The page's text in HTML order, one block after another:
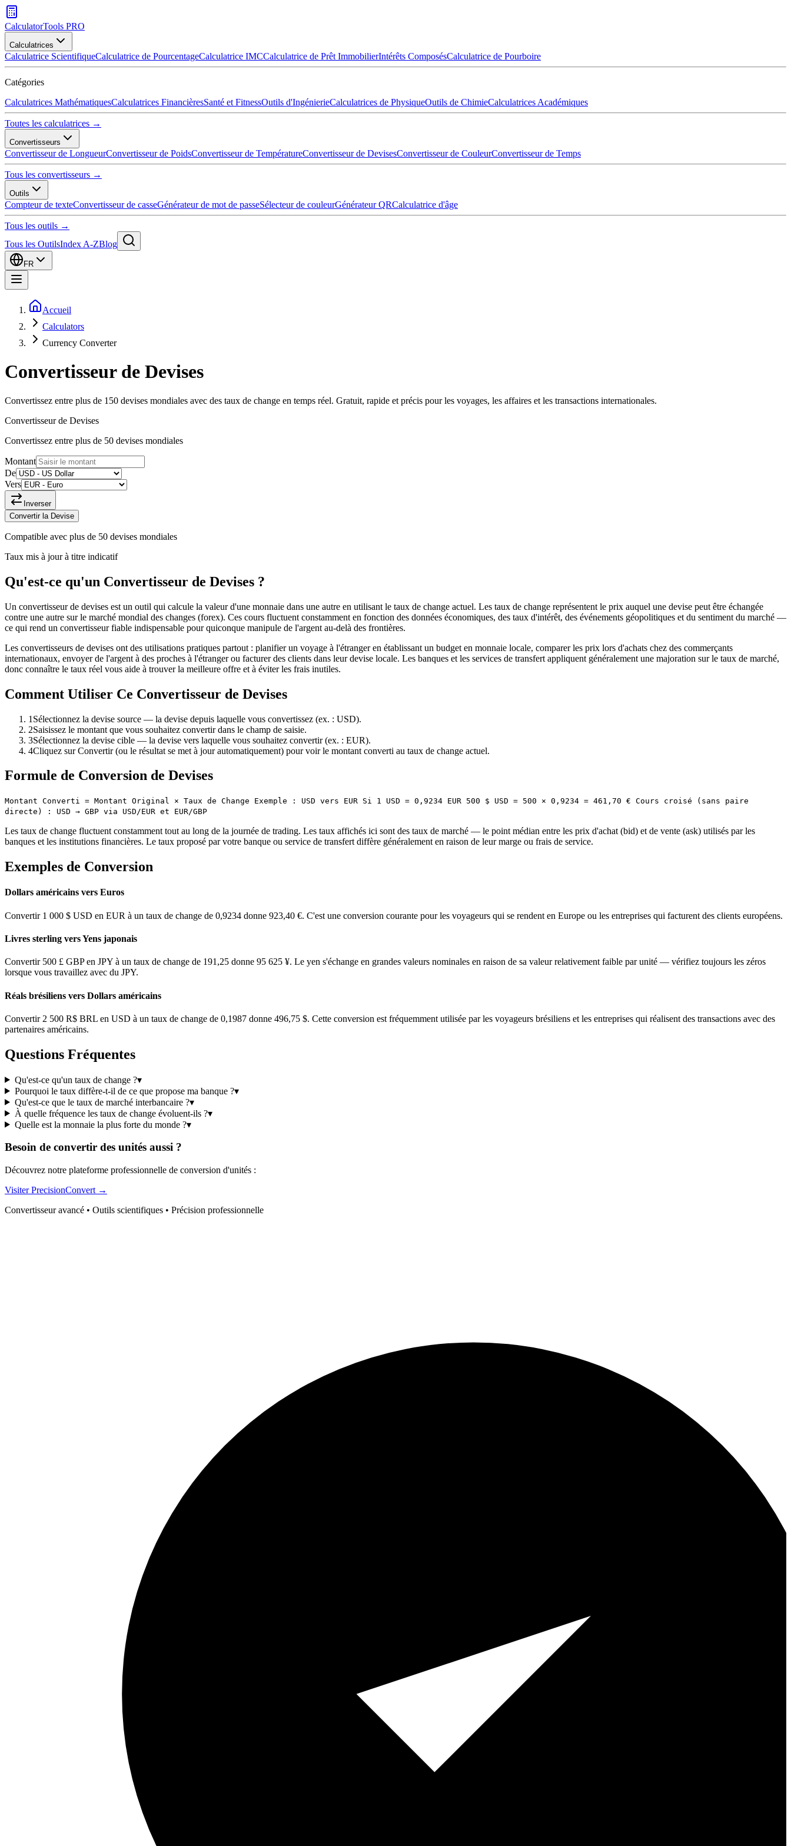
CalculatorTools PRO
Calculatrices
Calculatrice ScientifiqueCalculatrice de PourcentageCalculatrice IMCCalculatrice de Prêt ImmobilierIntérêts ComposésCalculatrice de Pourboire
Catégories
Calculatrices MathématiquesCalculatrices FinancièresSanté et FitnessOutils d'IngénierieCalculatrices de PhysiqueOutils de ChimieCalculatrices Académiques
Toutes les calculatrices →
Convertisseurs
Convertisseur de LongueurConvertisseur de PoidsConvertisseur de TempératureConvertisseur de DevisesConvertisseur de CouleurConvertisseur de Temps
Tous les convertisseurs →
Outils
Compteur de texteConvertisseur de casseGénérateur de mot de passeSélecteur de couleurGénérateur QRCalculatrice d'âge
Tous les outils →
Tous les OutilsIndex A-ZBlog
FR
Accueil
Calculators
Currency Converter
Convertisseur de Devises
Convertissez entre plus de 150 devises mondiales avec des taux de change en temps réel. Gratuit, rapide et précis pour les voyages, les affaires et les transactions internationales.
Convertisseur de Devises
Convertissez entre plus de 50 devises mondiales
Montant
De
Vers
Inverser
Convertir la Devise
Compatible avec plus de 50 devises mondiales
Taux mis à jour à titre indicatif
Qu'est-ce qu'un Convertisseur de Devises ?
Un convertisseur de devises est un outil qui calcule la valeur d'une monnaie dans une autre en utilisant le taux de change actuel. Les taux de change représentent le prix auquel une devise peut être échangée
contre une autre sur le marché mondial des changes (forex). Ces cours fluctuent constamment en fonction des données économiques, des taux d'intérêt, des événements géopolitiques et du sentiment du marché —
ce qui rend un convertisseur fiable indispensable pour quiconque manipule de l'argent au-delà des frontières.
Les convertisseurs de devises ont des utilisations pratiques partout : planifier un voyage à l'étranger en établissant un budget en monnaie locale, comparer les prix lors d'achats chez des commerçants
internationaux, envoyer de l'argent à des proches à l'étranger ou facturer des clients dans leur devise locale. Les banques et les services de transfert appliquent généralement une majoration sur le taux de marché,
donc connaître le taux réel vous aide à trouver la meilleure offre et à éviter les frais inutiles.
Comment Utiliser Ce Convertisseur de Devises
1 Sélectionnez la devise source — la devise depuis laquelle vous convertissez (ex. : USD).
2Saisissez le montant que vous souhaitez convertir dans le champ de saisie.
3Sélectionnez la devise cible — la devise vers laquelle vous souhaitez convertir (ex. : EUR).
4Cliquez sur Convertir (ou le résultat se met à jour automatiquement) pour voir le montant converti au taux de change actuel.
Formule de Conversion de Devises
Montant Converti = Montant Original × Taux de Change Exemple : USD vers EUR Si 1 USD = 0,9234 EUR 500 $ USD = 500 × 0,9234 = 461,70 € Cours croisé (sans paire
directe) : USD → GBP via USD/EUR et EUR/GBP
Les taux de change fluctuent constamment tout au long de la journée de trading. Les taux affichés ici sont des taux de marché — le point médian entre les prix d'achat (bid) et de vente (ask) utilisés par les
banques et les institutions financières. Le taux proposé par votre banque ou service de transfert diffère généralement en raison de leur marge ou frais de service.
Exemples de Conversion
Dollars américains vers Euros
Convertir 1 000 $ USD en EUR à un taux de change de 0,9234 donne 923,40 €. C'est une conversion courante pour les voyageurs qui se rendent en Europe ou les entreprises qui facturent des clients européens.
Livres sterling vers Yens japonais
Convertir 500 £ GBP en JPY à un taux de change de 191,25 donne 95 625 ¥. Le yen s'échange en grandes valeurs nominales en raison de sa valeur relativement faible par unité — vérifiez toujours les zéros
lorsque vous travaillez avec du JPY.
Réals brésiliens vers Dollars américains
Convertir 2 500 R$ BRL en USD à un taux de change de 0,1987 donne 496,75 $. Cette conversion est fréquemment utilisée par les voyageurs brésiliens et les entreprises qui réalisent des transactions avec des
partenaires américains.
Questions Fréquentes
Qu'est-ce qu'un taux de change ?▾
Pourquoi le taux diffère-t-il de ce que propose ma banque ?▾
Qu'est-ce que le taux de marché interbancaire ?▾
À quelle fréquence les taux de change évoluent-ils ?▾
Quelle est la monnaie la plus forte du monde ?▾
Besoin de convertir des unités aussi ?
Découvrez notre plateforme professionnelle de conversion d'unités :
Visiter PrecisionConvert →
Convertisseur avancé • Outils scientifiques • Précision professionnelle